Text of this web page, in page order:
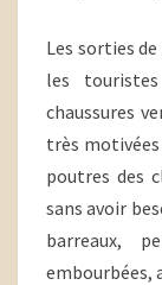
Les sorties
les
chaussures
très
poutres des
sans avoir
barreaux,
embourbées,